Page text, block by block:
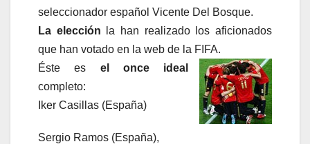
seleccionador español Vicente Del Bosque.
La elección la han realizado los aficionados
que han votado en la web de la FIFA.
Éste es el once ideal
completo:
Iker Casillas (España)
Sergio Ramos (España),